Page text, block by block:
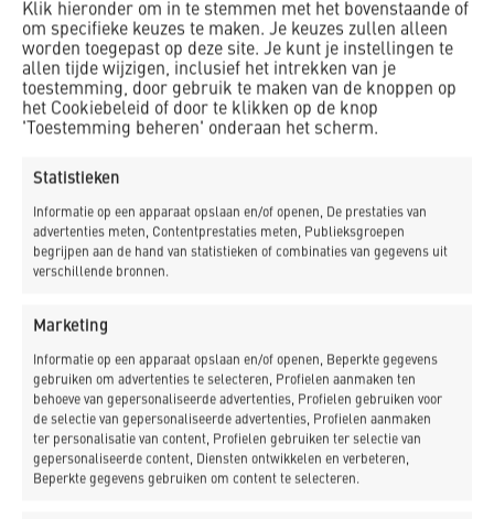
Klik hieronder om in te stemmen met het bovenstaande of
om specifieke keuzes te maken. Je keuzes zullen alleen
worden toegepast op deze site. Je kunt je instellingen te
allen tijde wijzigen, inclusief het intrekken van je
toestemming, door gebruik te maken van de knoppen op
het Cookiebeleid of door te klikken op de knop
'Toestemming beheren' onderaan het scherm.
Statistieken
Informatie op een apparaat opslaan en/of openen, De prestaties van
advertenties meten, Contentprestaties meten, Publieksgroepen
begrijpen aan de hand van statistieken of combinaties van gegevens uit
verschillende bronnen.
Marketing
Informatie op een apparaat opslaan en/of openen, Beperkte gegevens
gebruiken om advertenties te selecteren, Profielen aanmaken ten
behoeve van gepersonaliseerde advertenties, Profielen gebruiken voor
de selectie van gepersonaliseerde advertenties, Profielen aanmaken
ter personalisatie van content, Profielen gebruiken ter selectie van
gepersonaliseerde content, Diensten ontwikkelen en verbeteren,
Beperkte gegevens gebruiken om content te selecteren.
Make-over monumentaal station